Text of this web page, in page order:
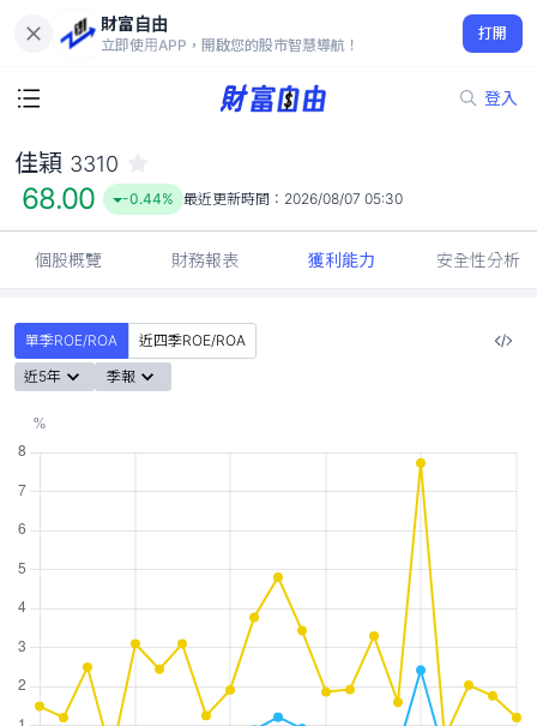
財富自由
立即使用APP，開啟您的股市智慧導航！
打開
登入
68.00
-0.44%
佳穎 3310
68.00 -0.44% 最近更新時間： 2026/08/07 05:30
個股概覽 財務報表 獲利能力 安全性分析
單季ROE/ROA
近四季ROE/ROA
近5年
季報